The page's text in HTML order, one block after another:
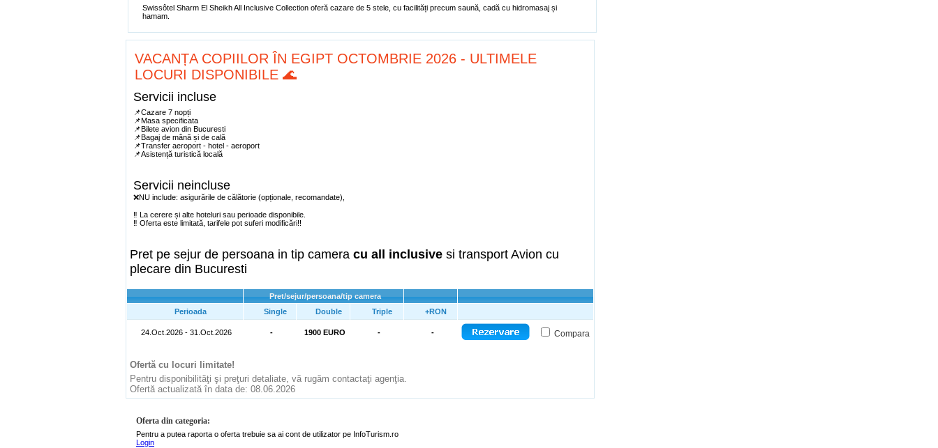
Swissôtel Sharm El Sheikh All Inclusive Collection oferă cazare de 5 stele, cu facilități precum saună, cadă cu hidromasaj și
hamam.
VACANȚA COPIILOR ÎN EGIPT OCTOMBRIE 2026 - ULTIMELE
LOCURI DISPONIBILE 🌊
Servicii incluse
📌Cazare 7 nopți
📌Masa specificata
📌Bilete avion din Bucuresti
📌Bagaj de mână și de cală
📌Transfer aeroport - hotel - aeroport
📌Asistență turistică locală
Servicii neincluse
❌NU include: asigurările de călătorie (opționale, recomandate),
‼️ La cerere și alte hoteluri sau perioade disponibile.
‼️ Oferta este limitată, tarifele pot suferi modificări!!
Pret pe sejur de persoana in tip camera cu all inclusive si transport Avion cu
plecare din Bucuresti
Pret/sejur/persoana/tip camera
Perioada
Single Double Triple +RON
24.Oct.2026 - 31.Oct.2026 - 1900 EURO - - Compara
Ofertă cu locuri limitate!
Pentru disponibilităţi şi preţuri detaliate, vă rugăm contactaţi agenţia.
Ofertă actualizată în data de: 08.06.2026
Oferta din categoria:
Pentru a putea raporta o oferta trebuie sa ai cont de utilizator pe InfoTurism.ro
Login